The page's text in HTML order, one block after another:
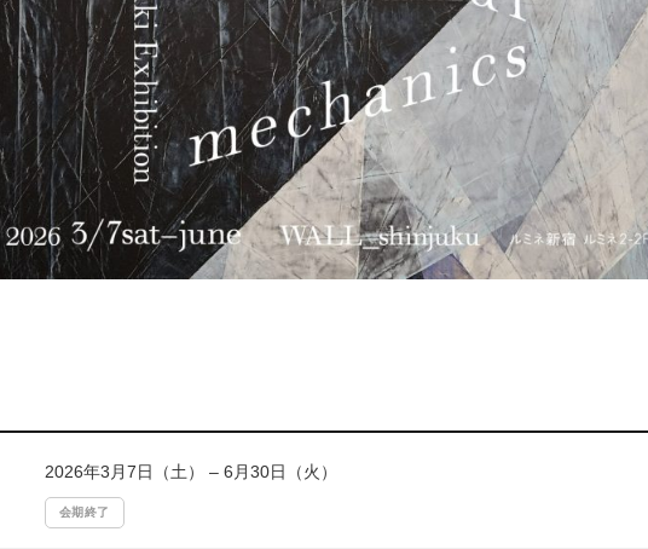
2026年3月7日（土） – 6月30日（火）
会期終了